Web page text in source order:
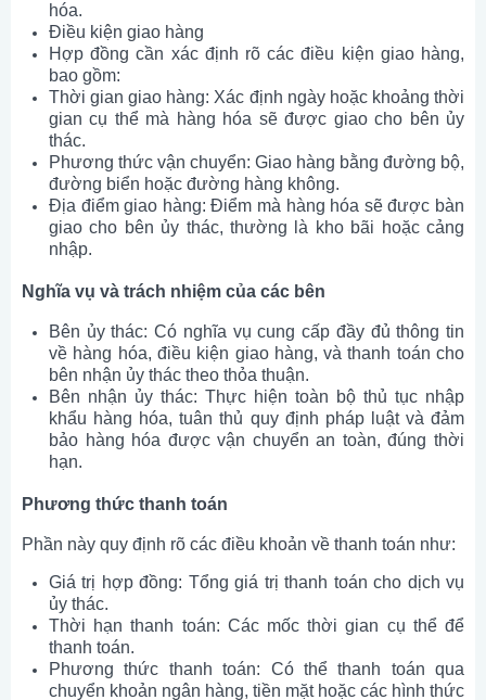
hóa.
Điều kiện giao hàng
Hợp đồng cần xác định rõ các điều kiện giao hàng,
bao gồm:
Thời gian giao hàng: Xác định ngày hoặc khoảng thời
gian cụ thể mà hàng hóa sẽ được giao cho bên ủy
thác.
Phương thức vận chuyển: Giao hàng bằng đường bộ,
đường biển hoặc đường hàng không.
Địa điểm giao hàng: Điểm mà hàng hóa sẽ được bàn
giao cho bên ủy thác, thường là kho bãi hoặc cảng
nhập.
Nghĩa vụ và trách nhiệm của các bên
Bên ủy thác: Có nghĩa vụ cung cấp đầy đủ thông tin
về hàng hóa, điều kiện giao hàng, và thanh toán cho
bên nhận ủy thác theo thỏa thuận.
Bên nhận ủy thác: Thực hiện toàn bộ thủ tục nhập
khẩu hàng hóa, tuân thủ quy định pháp luật và đảm
bảo hàng hóa được vận chuyển an toàn, đúng thời
hạn.
Phương thức thanh toán
Phần này quy định rõ các điều khoản về thanh toán như:
Giá trị hợp đồng: Tổng giá trị thanh toán cho dịch vụ
ủy thác.
Thời hạn thanh toán: Các mốc thời gian cụ thể để
thanh toán.
Phương thức thanh toán: Có thể thanh toán qua
chuyển khoản ngân hàng, tiền mặt hoặc các hình thức